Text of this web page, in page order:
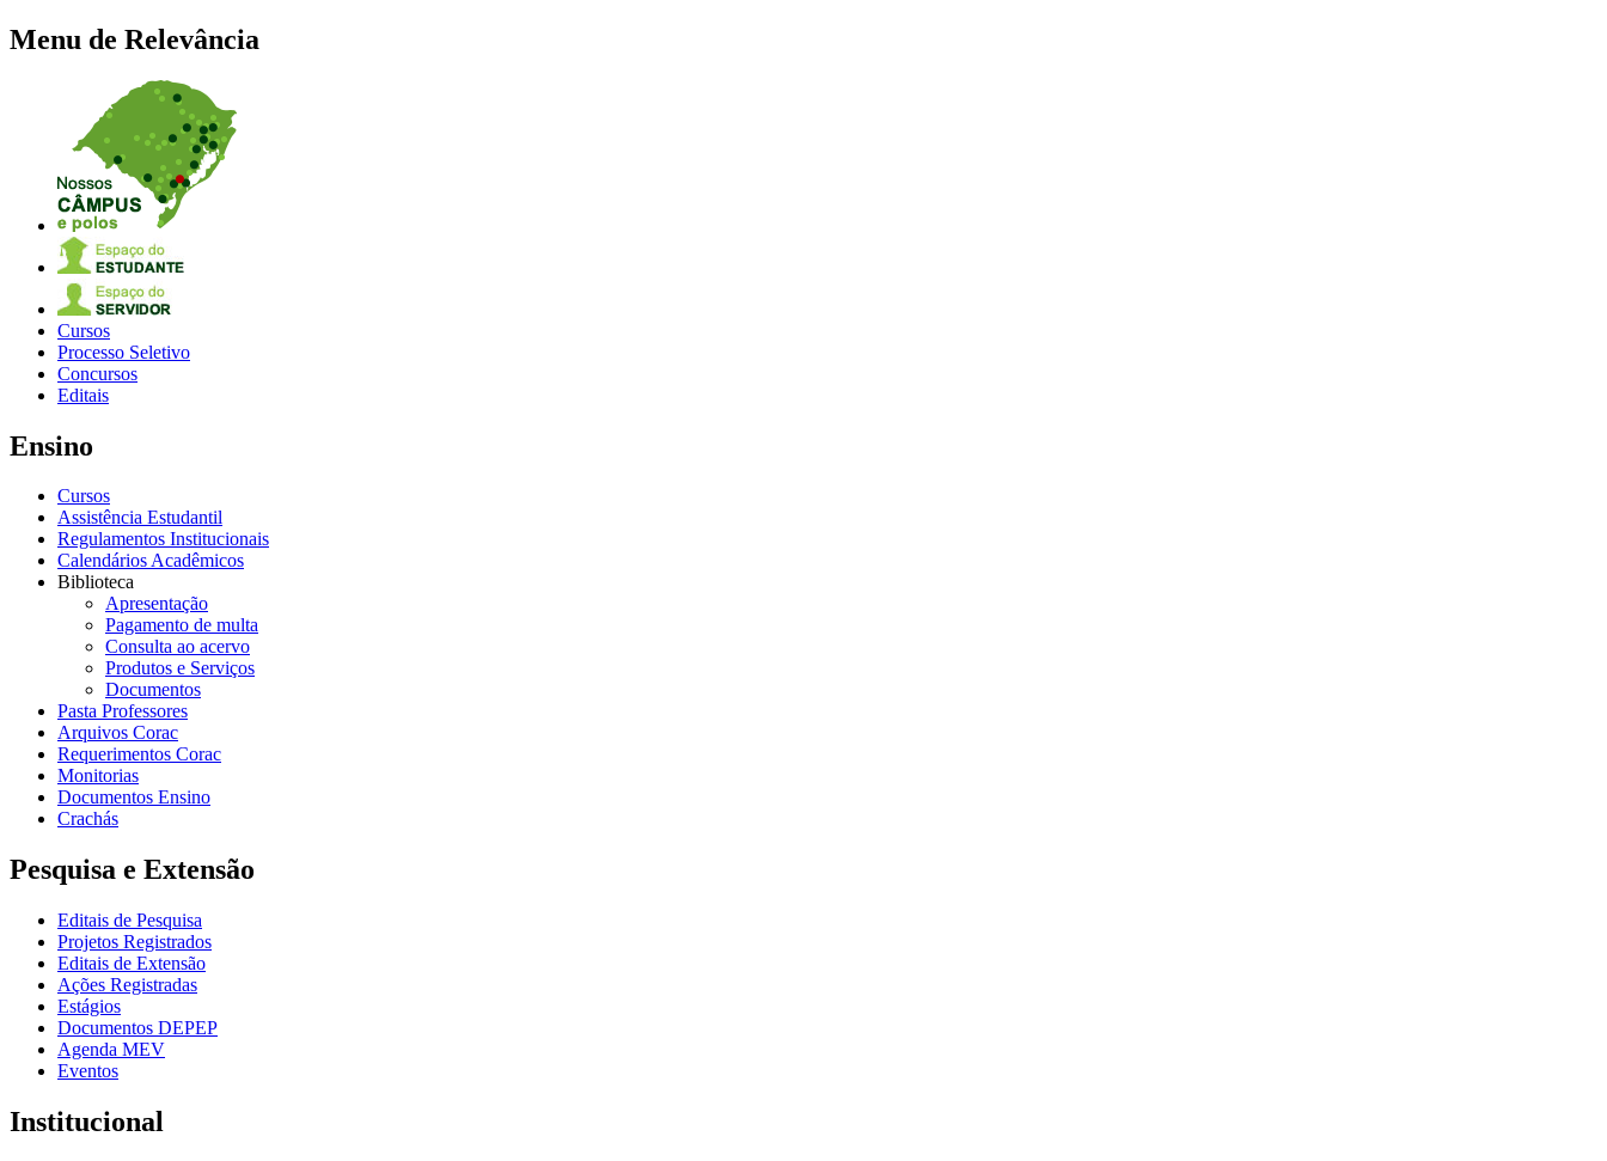
Menu de Relevância
Cursos
Processo Seletivo
Concursos
Editais
Ensino
Cursos
Assistência Estudantil
Regulamentos Institucionais
Calendários Acadêmicos
Biblioteca
Apresentação
Pagamento de multa
Consulta ao acervo
Produtos e Serviços
Documentos
Pasta Professores
Arquivos Corac
Requerimentos Corac
Monitorias
Documentos Ensino
Crachás
Pesquisa e Extensão
Editais de Pesquisa
Projetos Registrados
Editais de Extensão
Ações Registradas
Estágios
Documentos DEPEP
Agenda MEV
Eventos
Institucional